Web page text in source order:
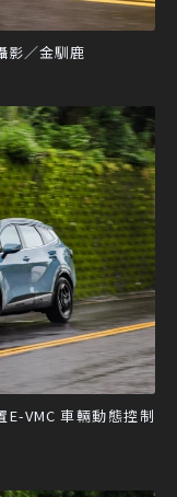
／金馴鹿
VMC 車輛動態控制